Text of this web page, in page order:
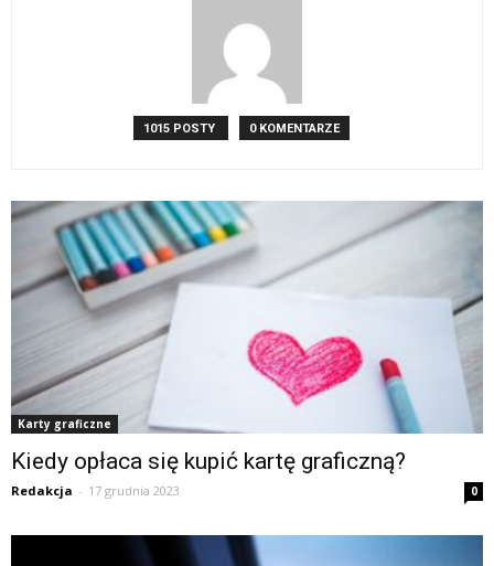
1015 POSTY 0 KOMENTARZE
Karty graficzne
Kiedy opłaca się kupić kartę graficzną?
Redakcja - 17 grudnia 2023 0